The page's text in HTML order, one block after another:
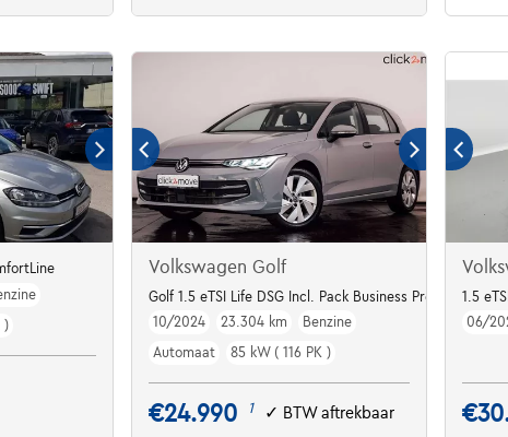
)
Volkswagen Golf
Golf 1.5 eTSI Life DSG Incl. Pack Business Premium
10/2024
23.304 km
Benzine
Automaat
85 kW ( 116 PK )
€24.990 1 ✓ BTW aftrekbaar
1.5
06/